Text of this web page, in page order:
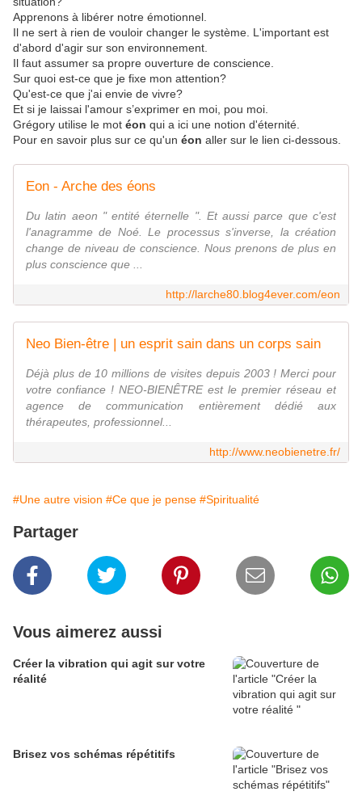
Apprenons à libérer notre émotionnel.
Il ne sert à rien de vouloir changer le système. L'important est
d'abord d'agir sur son environnement.
Il faut assumer sa propre ouverture de conscience.
Sur quoi est-ce que je fixe mon attention?
Qu'est-ce que j'ai envie de vivre?
Et si je laissai l'amour s’exprimer en moi, pou moi.
Grégory utilise le mot éon qui a ici une notion d'éternité.
Pour en savoir plus sur ce qu'un éon aller sur le lien ci-dessous.
Eon - Arche des éons
Du latin aeon " entité éternelle ". Et aussi parce que c'est
l'anagramme de Noé. Le processus s'inverse, la création
change de niveau de conscience. Nous prenons de plus en
plus conscience que ...
http://larche80.blog4ever.com/eon
Neo Bien-être | un esprit sain dans un corps sain
Déjà plus de 10 millions de visites depuis 2003 ! Merci pour
votre confiance ! NEO-BIENÊTRE est le premier réseau et
agence de communication entièrement dédié aux
thérapeutes, professionnel...
http://www.neobienetre.fr/
#Une autre vision #Ce que je pense #Spiritualité
Partager
Vous aimerez aussi
Créer la vibration qui agit sur votre
réalité
Brisez vos schémas répétitifs